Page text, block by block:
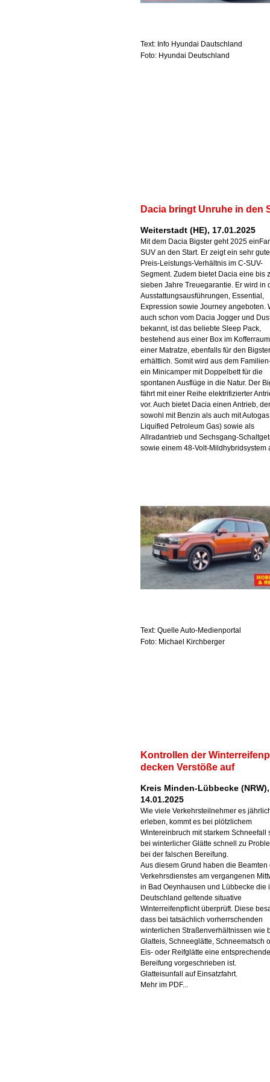
Text: Info Hyundai Dautschland
Foto: Hyundai Deutschland
Dacia bringt Unruhe in den
Weiterstadt (HE), 17.01.2025
Mit dem Dacia Bigster geht 2025
SUV an den Start. Er zeigt ein sehr
Preis-Leistungs-Verhältnis im C-SUV-
Segment. Zudem bietet Dacia eine bis
sieben Jahre Treuegarantie. Er wird in
Ausstattungsausführungen, Essential,
Expression sowie Journey angeboten.
auch schon vom Dacia Jogger und
bekannt, ist das beliebte Sleep Pack,
bestehend aus einer Box im
einer Matratze, ebenfalls für den Bigster
erhältlich. Somit wird aus dem
ein Minicamper mit Doppelbett für die
spontanen Ausflüge in die Natur. Der
fährt mit einer Reihe elektrifizierter
vor. Auch bietet Dacia einen Antrieb, der
sowohl mit Benzin als auch mit
Liquified Petroleum Gas) sowie als
Allradantrieb und Sechsgang-
sowie einem 48-Volt-Mildhybridsystem
Text: Quelle Auto-Medienportal
Foto: Michael Kirchberger
Kontrollen der
decken Verstöße auf
Kreis Minden-Lübbecke (NRW),
14.01.2025
Wie viele Verkehrsteilnehmer es
erleben, kommt es bei plötzlichem
Wintereinbruch mit starkem Schneefall
bei winterlicher Glätte schnell zu
bei der falschen Bereifung.
Aus diesem Grund haben die Beamten
Verkehrsdienstes am vergangenen
in Bad Oeynhausen und Lübbecke die
Deutschland geltende situative
Winterreifenpflicht überprüft. Diese
dass bei tatsächlich vorherrschenden
winterlichen Straßenverhältnissen wie
Glatteis, Schneeglätte, Schneematsch
Eis- oder Reifglätte eine entsprechende
Bereifung vorgeschrieben ist.
Glatteisunfall auf Einsatzfahrt.
Mehr im PDF...